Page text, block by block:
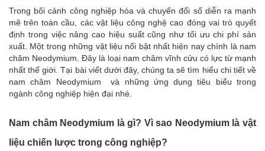
Trong bối cảnh công nghiệp hóa và chuyển đổi số diễn ra mạnh
mẽ trên toàn cầu, các vật liệu công nghệ cao đóng vai trò quyết
định trong việc nâng cao hiệu suất cũng như tối ưu chi phí sản
xuất. Một trong những vật liệu nổi bật nhất hiện nay chính là nam
châm Neodymium. Đây là loại nam châm vĩnh cửu có lực từ mạnh
nhất thế giới. Tại bài viết dưới đây, chúng ta sẽ tìm hiểu chi tiết về
nam châm Neodymium và những ứng dụng tiêu biểu trong
ngành công nghiệp hiện đại nhé.
Nam châm Neodymium là gì? Vì sao Neodymium là vật
liệu chiến lược trong công nghiệp?